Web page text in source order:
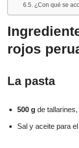
¿Con qué se
rojos
La pasta
500 g de
Sal y aceite para